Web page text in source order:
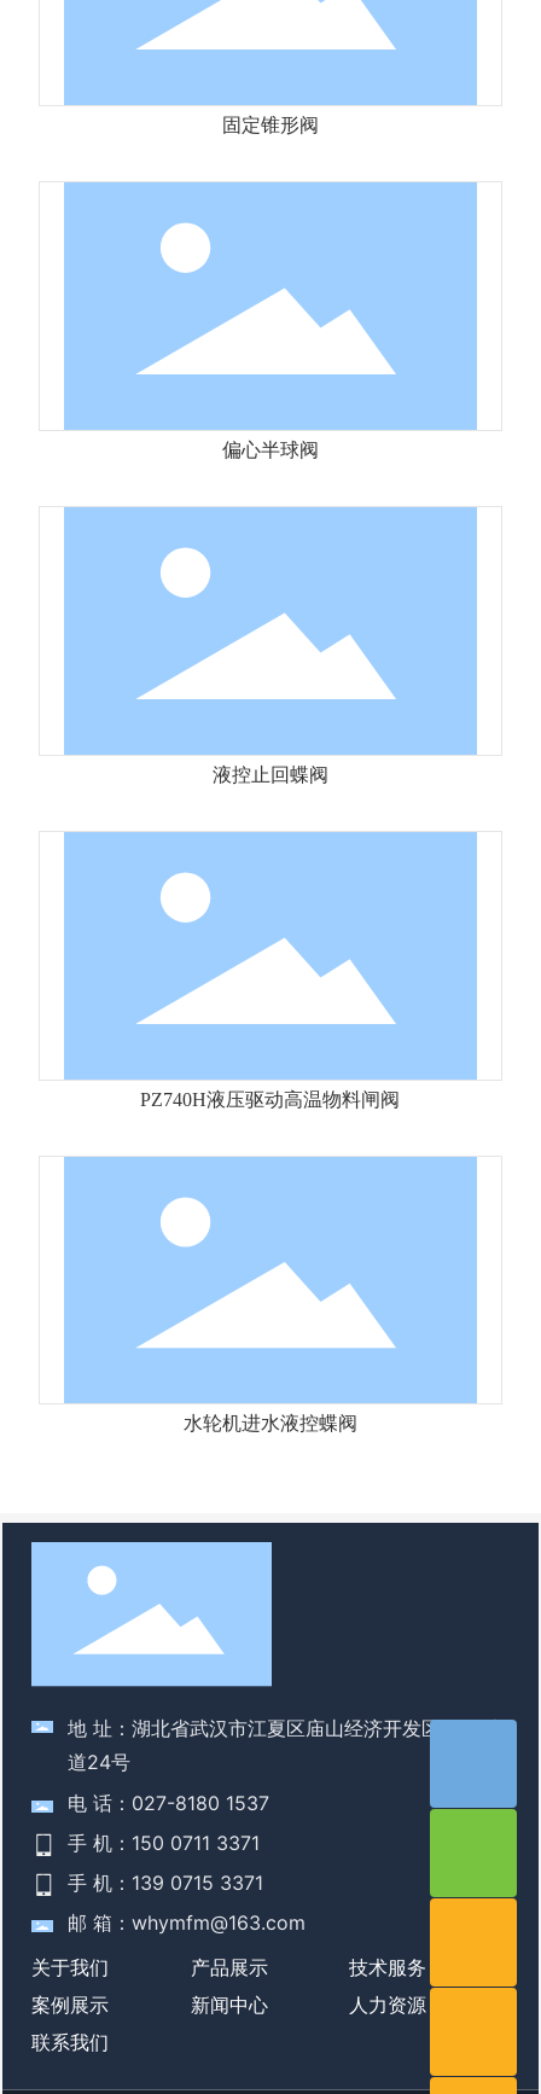
固定锥形阀
偏心半球阀
液控止回蝶阀
PZ740H液压驱动高温物料闸阀
水轮机进水液控蝶阀
地 址：湖北省武汉市江夏区庙山经济开发区 江夏大
道24号
电 话：027-8180 1537
手 机：150 0711 3371
手 机：139 0715 3371
邮 箱：whymfm@163.com
关于我们
产品展示
技术服务
案例展示
新闻中心
人力资源
联系我们